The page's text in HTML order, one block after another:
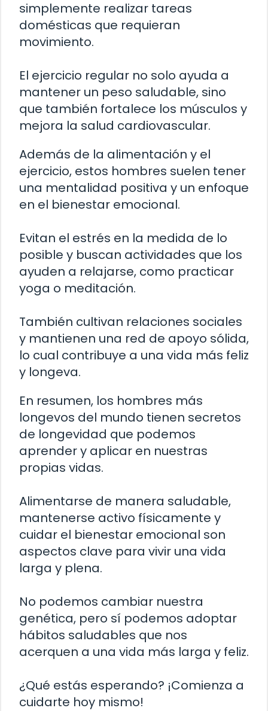
simplemente realizar tareas
domésticas que requieran
movimiento.
El ejercicio regular no solo ayuda a
mantener un peso saludable, sino
que también fortalece los músculos y
mejora la salud cardiovascular.
Además de la alimentación y el
ejercicio, estos hombres suelen tener
una mentalidad positiva y un enfoque
en el bienestar emocional.
Evitan el estrés en la medida de lo
posible y buscan actividades que los
ayuden a relajarse, como practicar
yoga o meditación.
También cultivan relaciones sociales
y mantienen una red de apoyo sólida,
lo cual contribuye a una vida más feliz
y longeva.
En resumen, los hombres más
longevos del mundo tienen secretos
de longevidad que podemos
aprender y aplicar en nuestras
propias vidas.
Alimentarse de manera saludable,
mantenerse activo físicamente y
cuidar el bienestar emocional son
aspectos clave para vivir una vida
larga y plena.
No podemos cambiar nuestra
genética, pero sí podemos adoptar
hábitos saludables que nos
acerquen a una vida más larga y feliz.
¿Qué estás esperando? ¡Comienza a
cuidarte hoy mismo!